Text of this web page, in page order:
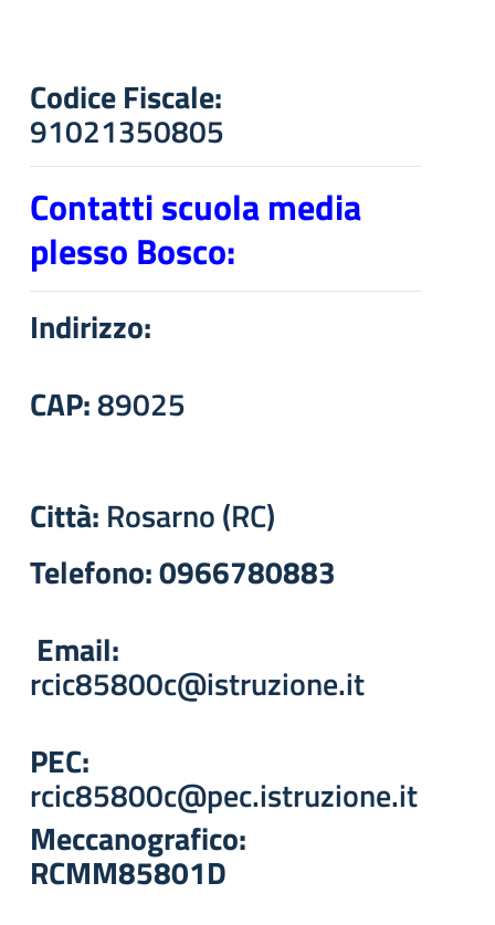
Codice Fiscale:
91021350805
Contatti scuola media
plesso Bosco:
Indirizzo:
CAP:89025
Città: Rosarno (RC)
Telefono: 0966780883
Email:
rcic85800c@istruzione.it
PEC:
rcic85800c@pec.istruzione.it
Meccanografico:
RCMM85801D